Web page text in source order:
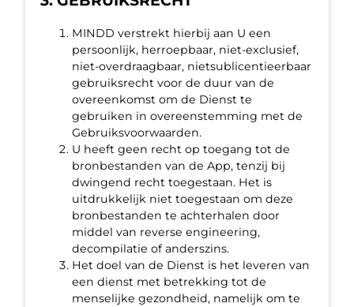
MINDD verstrekt hierbij aan U een
persoonlijk, herroepbaar, niet-exclusief,
niet-overdraagbaar, nietsublicentieerbaar
gebruiksrecht voor de duur van de
overeenkomst om de Dienst te
gebruiken in overeenstemming met de
Gebruiksvoorwaarden.
U heeft geen recht op toegang tot de
bronbestanden van de App, tenzij bij
dwingend recht toegestaan. Het is
uitdrukkelijk niet toegestaan om deze
bronbestanden te achterhalen door
middel van reverse engineering,
decompilatie of anderszins.
Het doel van de Dienst is het leveren van
een dienst met betrekking tot de
menselijke gezondheid, namelijk om te